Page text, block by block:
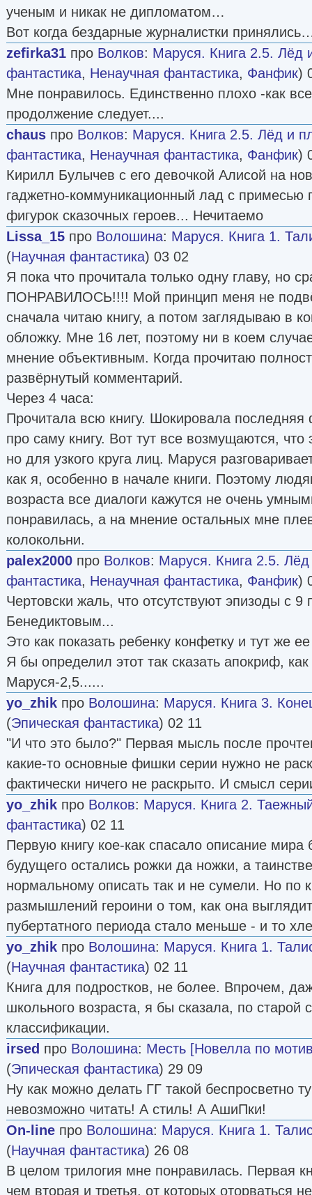
ученым и никак не дипломатом…
Вот когда бездарные журналистки
zefirka31 про Волков: Маруся. Книга 2.5. Лёд
фантастика, Ненаучная фантастика, Фанфик)
Мне понравилось. Единственно плохо -как
продолжение следует....
chaus про Волков: Маруся. Книга 2.5. Лёд и
фантастика, Ненаучная фантастика, Фанфик)
Кирилл Булычев с его девочкой Алисой на
гаджетно-коммуникационный лад с примесью
фигурок сказочных героев... Нечитаемо
Lissa_15 про Волошина: Маруся. Книга 1.
(Научная фантастика) 03 02
Я пока что прочитала только одну главу, но
ПОНРАВИЛОСЬ!!!! Мой принцип меня не
сначала читаю книгу, а потом заглядываю в
обложку. Мне 16 лет, поэтому ни в коем
мнение объективным. Когда прочитаю
развёрнутый комментарий.
Через 4 часа:
Прочитала всю книгу. Шокировала последняя
про саму книгу. Вот тут все возмущаются,
но для узкого круга лиц. Маруся
как я, особенно в начале книги. Поэтому
возраста все диалоги кажутся не очень
понравилась, а на мнение остальных мне
колокольни.
palex2000 про Волков: Маруся. Книга 2.5.
фантастика, Ненаучная фантастика, Фанфик)
Чертовски жаль, что отсутствуют эпизоды с 9
Бенедиктовым...
Это как показать ребенку конфетку и тут же
Я бы определил этот так сказать апокриф,
Маруся-2,5......
yo_zhik про Волошина: Маруся. Книга 3.
(Эпическая фантастика) 02 11
"И что это было?" Первая мысль после
какие-то основные фишки серии нужно не
фактически ничего не раскрыто. И смысл
yo_zhik про Волков: Маруся. Книга 2.
фантастика) 02 11
Первую книгу кое-как спасало описание мира
будущего остались рожки да ножки, а
нормальному описать так и не сумели. Но по
размышлений героини о том, как она
пубертатного периода стало меньше - и то
yo_zhik про Волошина: Маруся. Книга 1.
(Научная фантастика) 02 11
Книга для подростков, не более. Впрочем,
школьного возраста, я бы сказала, по старой
классификации.
irsed про Волошина: Месть [Новелла по
(Эпическая фантастика) 29 09
Ну как можно делать ГГ такой беспросветно
невозможно читать! А стиль! А АшиПки!
On-line про Волошина: Маруся. Книга 1.
(Научная фантастика) 26 08
В целом трилогия мне понравилась. Первая
чем вторая и третья, от которых оторваться